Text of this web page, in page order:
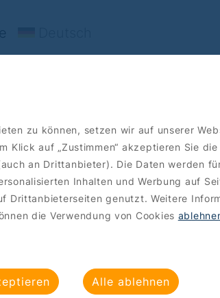
zu können, setzen wir auf unserer
Klick auf „Zustimmen“ akzeptieren Sie
an Drittanbieter). Die Daten werden
Inhalten und Werbung auf
Drittanbieterseiten genutzt. Weitere
die Verwendung von Cookies
Alle ablehnen